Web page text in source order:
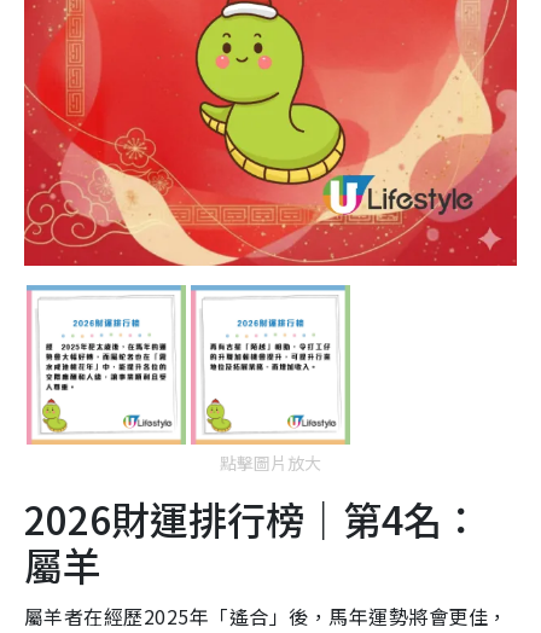
點擊圖片放大
2026財運排行榜｜第4名：
屬羊
屬羊者在經歷2025年「遙合」後，馬年運勢將會更佳，